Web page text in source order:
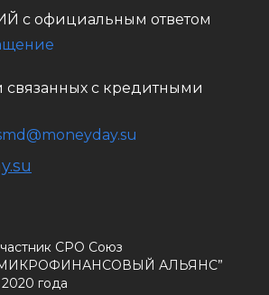
с официальным ответом
с кредитными
СРО Союз
АЛЬЯНС”
2020 года